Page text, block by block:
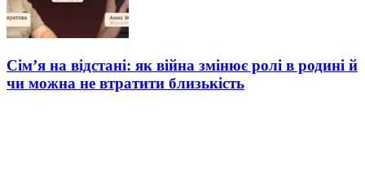
Сім’я на відстані: як війна змінює ролі в родині й
чи можна не втратити близькість